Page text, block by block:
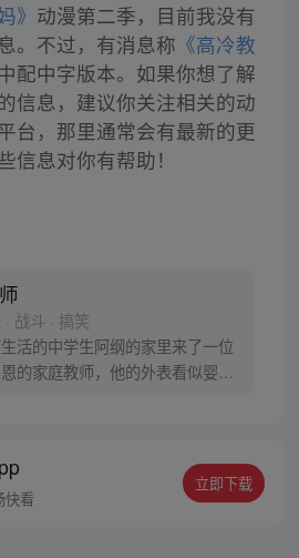
》 动漫第二季，目前我没有
。不过，有消息称 《高冷教
配中字版本。如果你想了解
信息，建议你关注相关的动
台，那里通常会有最新的更
信息对你有帮助！
战斗 · 搞笑
活的中学生阿纲的家里来了一位
的家庭教师，他的外表看似婴
始了拼命的特训，并承担起责任
的战斗着，逐渐成长为了一名优
快看
立即下载